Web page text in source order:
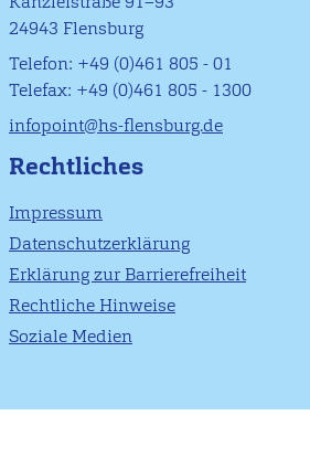
24943 Flensburg
Telefon: +49 (0)461 805 - 01
Telefax: +49 (0)461 805 - 1300
infopoint@hs-flensburg.de
Rechtliches
Impressum
Datenschutzerklärung
Erklärung zur Barrierefreiheit
Rechtliche Hinweise
Soziale Medien